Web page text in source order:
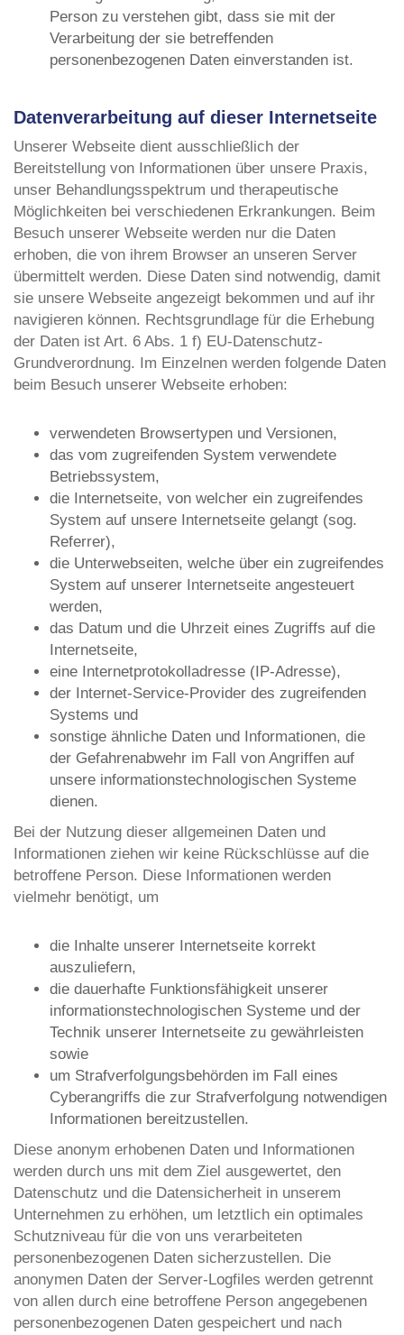
Person zu verstehen gibt, dass sie mit der
Verarbeitung der sie betreffenden
personenbezogenen Daten einverstanden ist.
Datenverarbeitung auf dieser Internetseite
Unserer Webseite dient ausschließlich der
Bereitstellung von Informationen über unsere Praxis,
unser Behandlungsspektrum und therapeutische
Möglichkeiten bei verschiedenen Erkrankungen. Beim
Besuch unserer Webseite werden nur die Daten
erhoben, die von ihrem Browser an unseren Server
übermittelt werden. Diese Daten sind notwendig, damit
sie unsere Webseite angezeigt bekommen und auf ihr
navigieren können. Rechtsgrundlage für die Erhebung
der Daten ist Art. 6 Abs. 1 f) EU-Datenschutz-
Grundverordnung. Im Einzelnen werden folgende Daten
beim Besuch unserer Webseite erhoben:
verwendeten Browsertypen und Versionen,
das vom zugreifenden System verwendete
Betriebssystem,
die Internetseite, von welcher ein zugreifendes
System auf unsere Internetseite gelangt (sog.
Referrer),
die Unterwebseiten, welche über ein zugreifendes
System auf unserer Internetseite angesteuert
werden,
das Datum und die Uhrzeit eines Zugriffs auf die
Internetseite,
eine Internetprotokolladresse (IP-Adresse),
der Internet-Service-Provider des zugreifenden
Systems und
sonstige ähnliche Daten und Informationen, die
der Gefahrenabwehr im Fall von Angriffen auf
unsere informationstechnologischen Systeme
dienen.
Bei der Nutzung dieser allgemeinen Daten und
Informationen ziehen wir keine Rückschlüsse auf die
betroffene Person. Diese Informationen werden
vielmehr benötigt, um
die Inhalte unserer Internetseite korrekt
auszuliefern,
die dauerhafte Funktionsfähigkeit unserer
informationstechnologischen Systeme und der
Technik unserer Internetseite zu gewährleisten
sowie
um Strafverfolgungsbehörden im Fall eines
Cyberangriffs die zur Strafverfolgung notwendigen
Informationen bereitzustellen.
Diese anonym erhobenen Daten und Informationen
werden durch uns mit dem Ziel ausgewertet, den
Datenschutz und die Datensicherheit in unserem
Unternehmen zu erhöhen, um letztlich ein optimales
Schutzniveau für die von uns verarbeiteten
personenbezogenen Daten sicherzustellen. Die
anonymen Daten der Server-Logfiles werden getrennt
von allen durch eine betroffene Person angegebenen
personenbezogenen Daten gespeichert und nach